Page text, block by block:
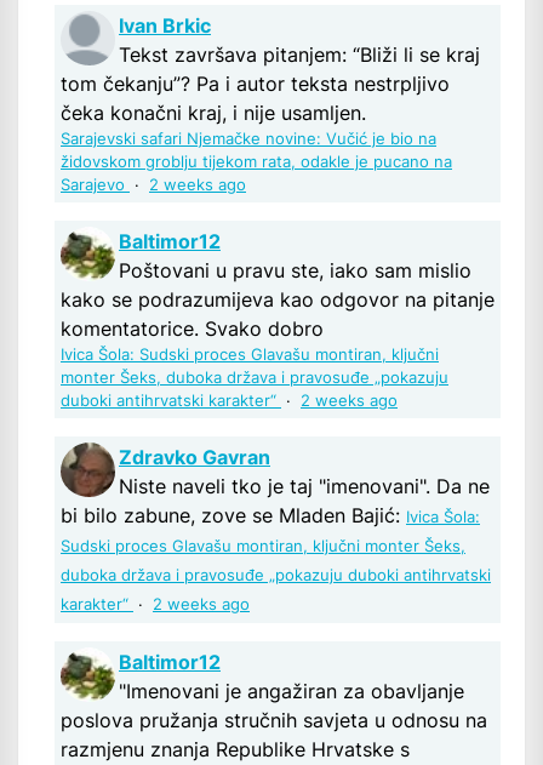
Ivan Brkic
Tekst završava pitanjem: “Bliži li se kraj
tom čekanju”? Pa i autor teksta nestrpljivo
čeka konačni kraj, i nije usamljen.
Sarajevski safari Njemačke novine: Vučić je bio na
židovskom groblju tijekom rata, odakle je pucano na
Sarajevo
· 2 weeks ago
Baltimor12
Poštovani u pravu ste, iako sam mislio
kako se podrazumijeva kao odgovor na pitanje
komentatorice. Svako dobro
Ivica Šola: Sudski proces Glavašu montiran, ključni
monter Šeks, duboka država i pravosuđe „pokazuju
duboki antihrvatski karakter“ · 2 weeks ago
Zdravko Gavran
Niste naveli tko je taj "imenovani". Da ne
bi bilo zabune, zove se Mladen Bajić: Ivica Šola:
Sudski proces Glavašu montiran, ključni monter Šeks,
duboka država i pravosuđe „pokazuju duboki antihrvatski
karakter“ · 2 weeks ago
Baltimor12
"Imenovani je angažiran za obavljanje
poslova pružanja stručnih savjeta u odnosu na
razmjenu znanja Republike Hrvatske s